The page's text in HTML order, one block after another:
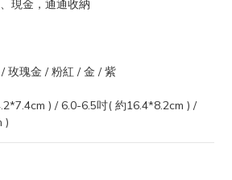
現金，通通收納
玫瑰金 / 粉紅 / 金 / 紫
) / 6.0-6.5吋( 約16.4*8.2cm ) /
)